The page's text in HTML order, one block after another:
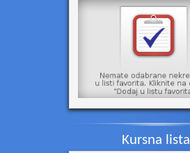
Kursna lista